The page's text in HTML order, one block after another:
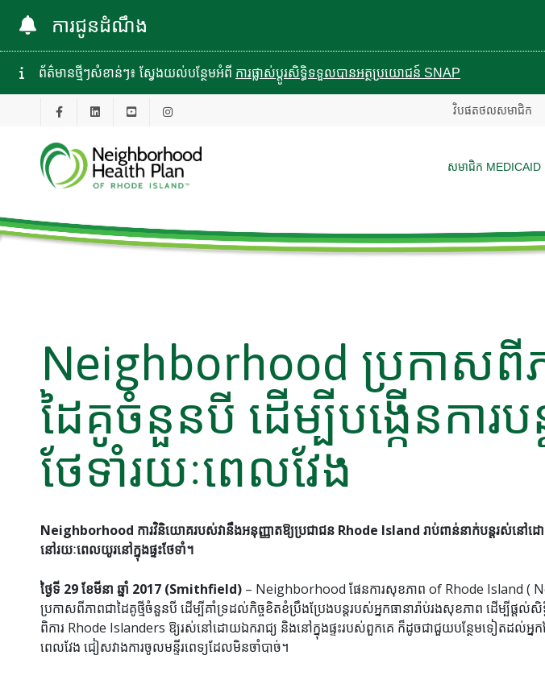
ការជូនដំណឹង
ព័ត៌មានថ្មីៗសំខាន់ៗ៖ ស្វែងយល់បន្ថែមអំពី ការផ្លាស់ប្តូរសិទ្ធិទទួលបានអត្ថប្រយោជន៍ SNAP
វិបផតថលសមាជិក
សមាជិក MEDICAID
Neighborhood ប្រកាសពី
ដៃគូចំនួនបី ដើម្បីបង្កើនការបន្
ថែទាំរយៈពេលវែង
Neighborhood ការវិនិយោគរបស់វានឹងអនុញ្ញាតឱ្យប្រជាជន Rhode Island រាប់ពាន់នាក់បន្តរស់នៅដោ
នៅរយៈពេលយូរនៅក្នុងផ្ទះថែទាំ។
ថ្ងៃទី 29 ខែមីនា ឆ្នាំ 2017 (Smithfield) – Neighborhood ផែនការសុខភាព of Rhode Island (
ប្រកាសពីភាពជាដៃគូថ្មីចំនួនបី ដើម្បីគាំទ្រដល់កិច្ចខិតខំប្រឹងប្រែងបន្តរបស់អ្នកធានារ៉ាប់រងសុខភាព ដើម្បី
ពិការ Rhode Islanders ឱ្យរស់នៅដោយឯករាជ្យ និងនៅក្នុងផ្ទះរបស់ពួកគេ ក៏ដូចជាជួយបន្ថែមទៀតដល់អ្ន
ពេលវែង ជៀសវាងការចូលមន្ទីរពេទ្យដែលមិនចាំបាច់។